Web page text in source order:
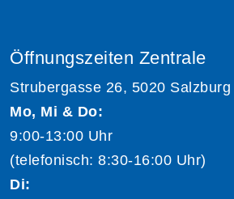
Öffnungszeiten Zentrale
Strubergasse 26, 5020 Salzburg
Mo, Mi & Do:
9:00-13:00 Uhr
(telefonisch: 8:30-16:00 Uhr)
Di: